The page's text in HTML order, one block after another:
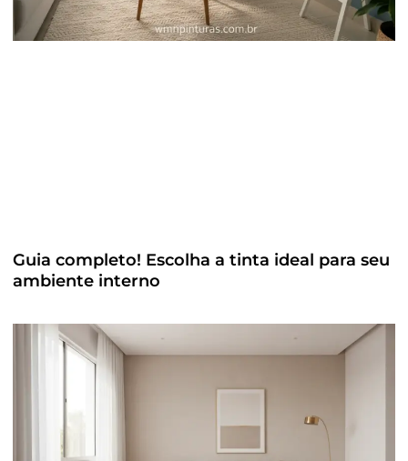
Guia completo! Escolha a tinta ideal para seu
ambiente interno